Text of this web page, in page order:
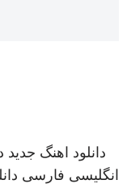
دانلود اهنگ جدید
انگلیسی فارسی